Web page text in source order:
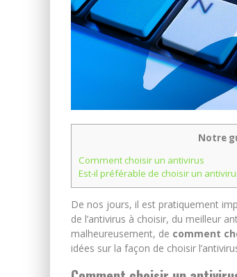
Notre
Comment choisir un antivirus
Est-il préférable de choisir un
De nos jours, il est pratiquement
de l’antivirus à choisir, du meilleur
malheureusement, de comment
idées sur la façon de choisir